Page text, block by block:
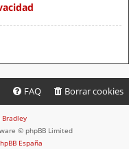
Borrar cookies
FAQ
Bradley
© phpBB Limited
España